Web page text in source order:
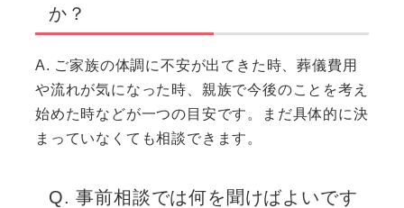
か？
A. ご家族の体調に不安が出てきた時、葬儀費用
や流れが気になった時、親族で今後のことを考え
始めた時などが一つの目安です。まだ具体的に決
まっていなくても相談できます。
Q. 事前相談では何を聞けばよいです